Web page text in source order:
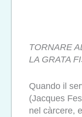
TORNARE
LA GRATA
Quando il
(Jacques
nel càrcere,